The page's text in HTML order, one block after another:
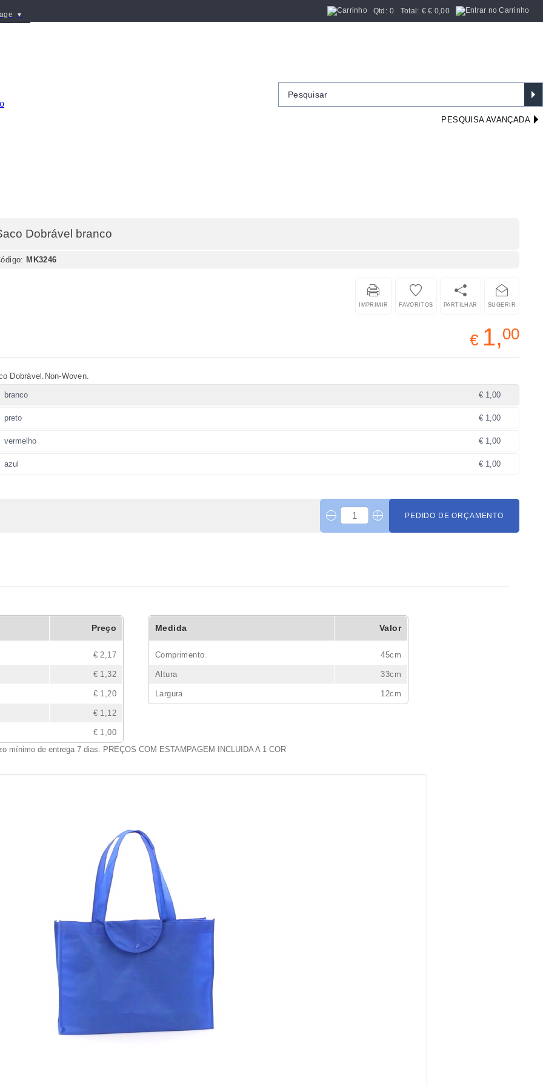
▼ Qtd: 0 Total: €€ 0,00
PESQUISA AVANÇADA
Dobrável branco
MK3246
SUGERIR
PARTILHAR
FAVORITOS
IMPRIMIR
€ 1,00
Dobrável.Non-Woven.
branco € 1,00
preto € 1,00
vermelho € 1,00
azul € 1,00
PEDIDO DE ORÇAMENTO
Preço
€ 2,17
€ 1,32
€ 1,20
€ 1,12
€ 1,00
Medida Valor
Comprimento 45cm
Altura 33cm
Largura 12cm
mínimo de entrega 7 dias. PREÇOS COM ESTAMPAGEM INCLUIDA A 1 COR